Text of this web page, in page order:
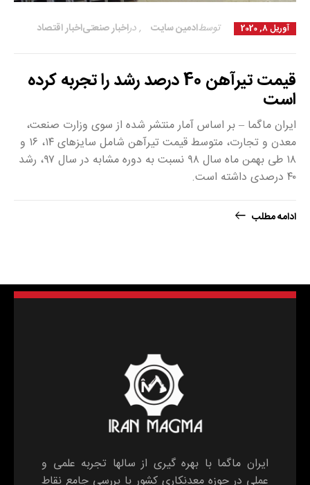
آوریل 8, 2020 ادمین سایتتوسط اخبار اقتصاد , اخبار صنعتیدر
قیمت تیرآهن 40 درصد رشد را تجربه کرده
است
ایران ماگما – بر اساس آمار منتشر شده از سوی وزارت صنعت،
معدن و تجارت، متوسط قیمت تیرآهن شامل سایزهای ۱۴، ۱۶ و
۱۸ طی بهمن ماه سال ۹۸ نسبت به دوره مشابه در سال ۹۷، رشد
۴۰ درصدی داشته است.
ادامه مطلب
ایران ماگما با بهره گیری از سالها تجربه علمی و